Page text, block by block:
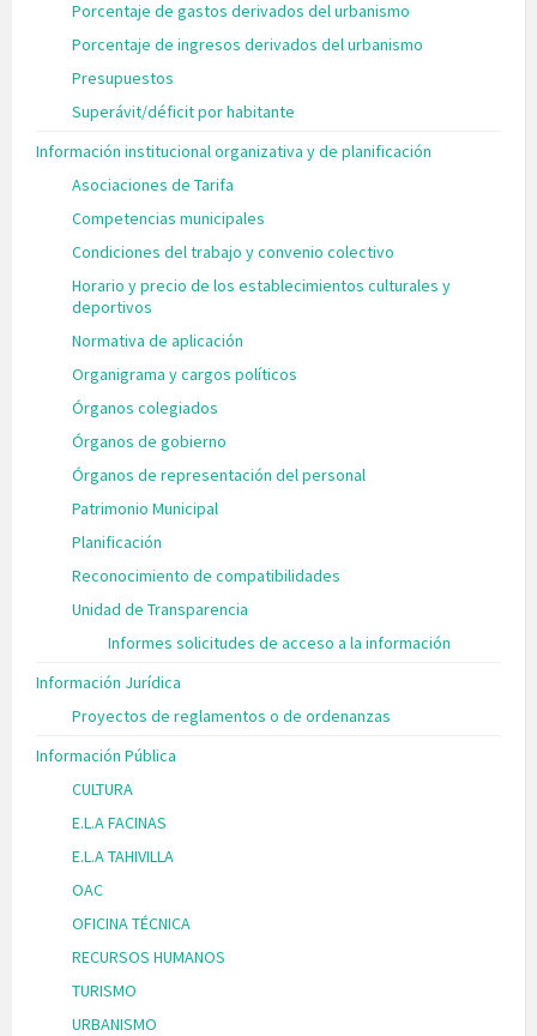
Porcentaje de gastos derivados del urbanismo
Porcentaje de ingresos derivados del urbanismo
Presupuestos
Superávit/déficit por habitante
Información institucional organizativa y de planificación
Asociaciones de Tarifa
Competencias municipales
Condiciones del trabajo y convenio colectivo
Horario y precio de los establecimientos culturales y
deportivos
Normativa de aplicación
Organigrama y cargos políticos
Órganos colegiados
Órganos de gobierno
Órganos de representación del personal
Patrimonio Municipal
Planificación
Reconocimiento de compatibilidades
Unidad de Transparencia
Informes solicitudes de acceso a la información
Información Jurídica
Proyectos de reglamentos o de ordenanzas
Información Pública
CULTURA
E.L.A FACINAS
E.L.A TAHIVILLA
OAC
OFICINA TÉCNICA
RECURSOS HUMANOS
TURISMO
URBANISMO